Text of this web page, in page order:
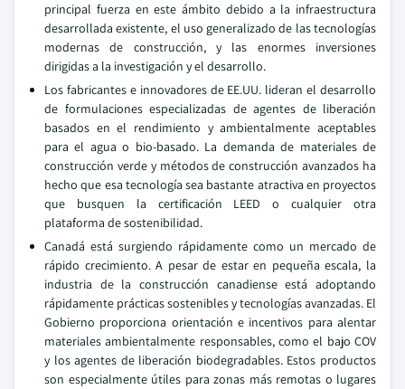
principal fuerza en este ámbito debido a la infraestructura
desarrollada existente, el uso generalizado de las tecnologías
modernas de construcción, y las enormes inversiones
dirigidas a la investigación y el desarrollo.
Los fabricantes e innovadores de EE.UU. lideran el desarrollo
de formulaciones especializadas de agentes de liberación
basados en el rendimiento y ambientalmente aceptables
para el agua o bio-basado. La demanda de materiales de
construcción verde y métodos de construcción avanzados ha
hecho que esa tecnología sea bastante atractiva en proyectos
que busquen la certificación LEED o cualquier otra
plataforma de sostenibilidad.
Canadá está surgiendo rápidamente como un mercado de
rápido crecimiento. A pesar de estar en pequeña escala, la
industria de la construcción canadiense está adoptando
rápidamente prácticas sostenibles y tecnologías avanzadas. El
Gobierno proporciona orientación e incentivos para alentar
materiales ambientalmente responsables, como el bajo COV
y los agentes de liberación biodegradables. Estos productos
son especialmente útiles para zonas más remotas o lugares